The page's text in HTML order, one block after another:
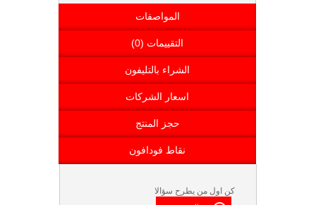
المواصفات
التقييمات (0)
الشراء بالتليفون
اسعار الشركات
حجز المنتج
نقاط فودافون
كن اول من يطرح سؤالا